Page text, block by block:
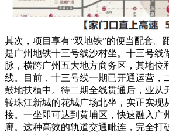
其次，项目享有“双地铁”的便当配套。
是广州地铁十三号线沙村坐。十三号线
脉，横跨广州五大地方商务区，其地位
线。目前，十三号线一期已开通运营，
鼓地扶植中。待二期全线贯通后，业从
转珠江新城的花城广场北坐，实正实现
接。一坐即可达到黄埔区，快速融入广
廊。这种高效的轨道交通毗连，完全打